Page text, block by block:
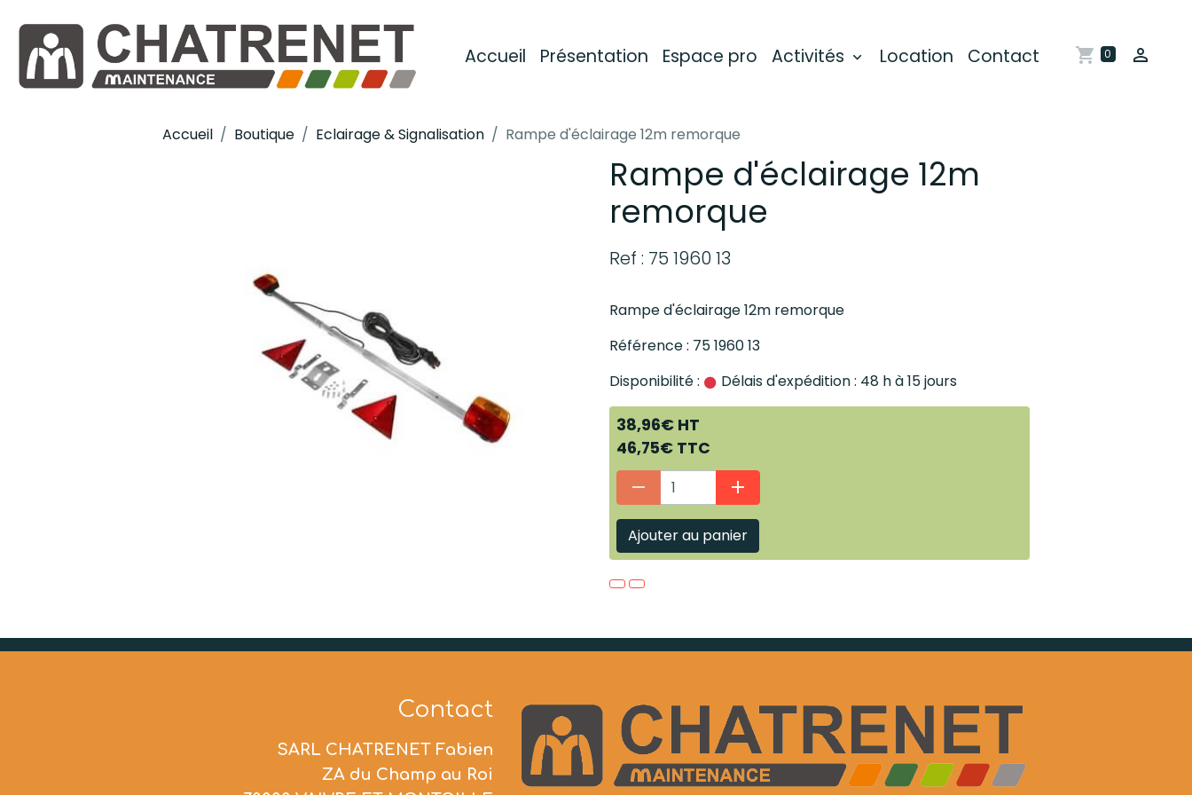
Accueil Présentation Espace pro Activités Location Contact 0
Accueil Boutique Eclairage & Signalisation Rampe d'éclairage 12m remorque
Rampe d'éclairage 12m
remorque
Ref : 75 1960 13
Rampe d'éclairage 12m remorque
Référence : 75 1960 13
Disponibilité :
Délais d'expédition : 48 h à 15 jours
38,96€ HT
46,75€ TTC
Ajouter au panier
Contact
SARL CHATRENET Fabien
ZA du Champ au Roi